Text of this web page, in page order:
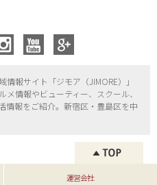
情報サイト「ジモア（JIMORE）」
情報やビューティー、
スクール、
情報をご紹介。新宿区・ 豊島区を中
運営会社